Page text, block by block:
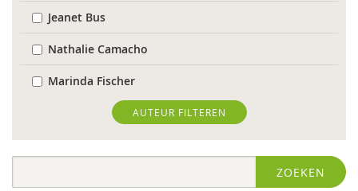
Jeanet Bus
Nathalie Camacho
Marinda Fischer
Sieneke Goorhuis-Brouwer
Jolien Hesselberth
AUTEUR FILTEREN
ZOEKEN